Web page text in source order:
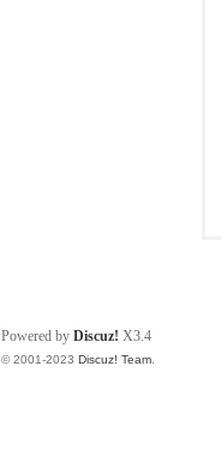
Powered by Discuz! X3.4
© 2001-2023 Discuz! Team